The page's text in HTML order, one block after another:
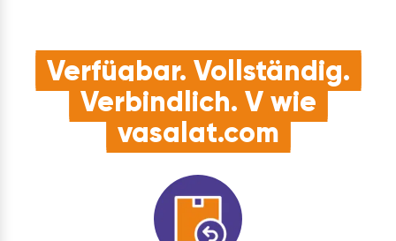
Verfügbar. Vollständig.
Verbindlich. V wie
vasalat.com